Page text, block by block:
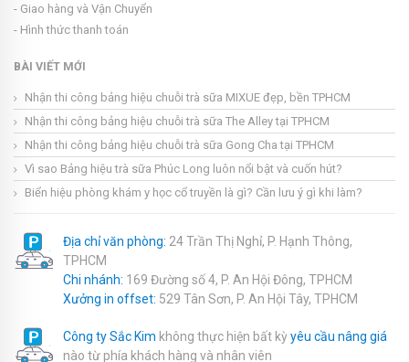
- Giao hàng và Vận Chuyển
- Hình thức thanh toán
BÀI VIẾT MỚI
Nhận thi công bảng hiệu chuỗi trà sữa MIXUE đẹp, bền TPHCM
Nhận thi công bảng hiệu chuỗi trà sữa The Alley tại TPHCM
Nhận thi công bảng hiệu chuỗi trà sữa Gong Cha tại TPHCM
Vì sao Bảng hiệu trà sữa Phúc Long luôn nổi bật và cuốn hút?
Biển hiệu phòng khám y học cổ truyền là gì? Cần lưu ý gì khi làm?
Địa chỉ văn phòng: 24 Trần Thị Nghỉ, P. Hạnh Thông,
TPHCM
Chi nhánh: 169 Đường số 4, P. An Hội Đông, TPHCM
Xưởng in offset: 529 Tân Sơn, P. An Hội Tây, TPHCM
Công ty Sắc Kim không thực hiện bất kỳyêu cầu nâng giá
nào từ phía khách hàng và nhân viên